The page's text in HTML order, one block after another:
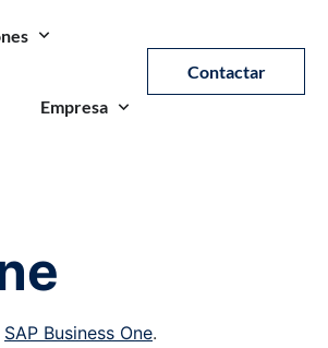
Empresa
Contactar
SAP Business One.